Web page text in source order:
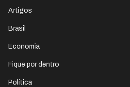
Artigos
Brasil
Economia
Fique por dentro
Política